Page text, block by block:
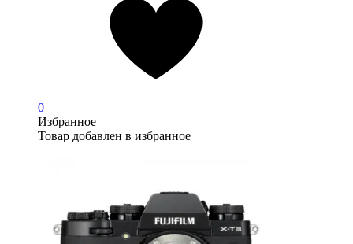
0
Избранное
Товар добавлен в избранное